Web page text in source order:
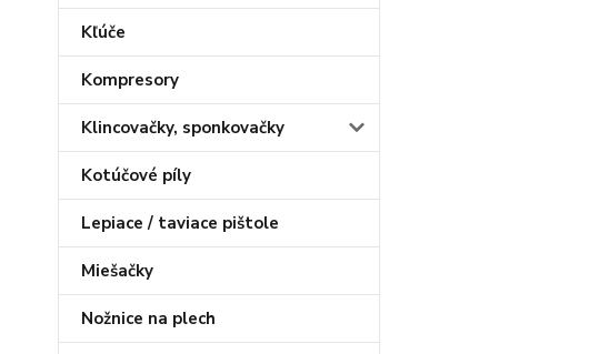
Kľúče
Kompresory
Klincovačky, sponkovačky
Kotúčové píly
Lepiace / taviace pištole
Miešačky
Nožnice na plech